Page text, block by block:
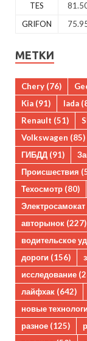
TES
GRIFON
МЕТКИ
Chery (76)
Kia (91) lada
Renault (51)
Volkswagen (85)
ГИБДД (91)
Происшествия
Техосмотр (80)
Электросамокат
авторынок (227)
водительское
дороги (156)
исследование
лайфхак (642)
новые
разное (125)